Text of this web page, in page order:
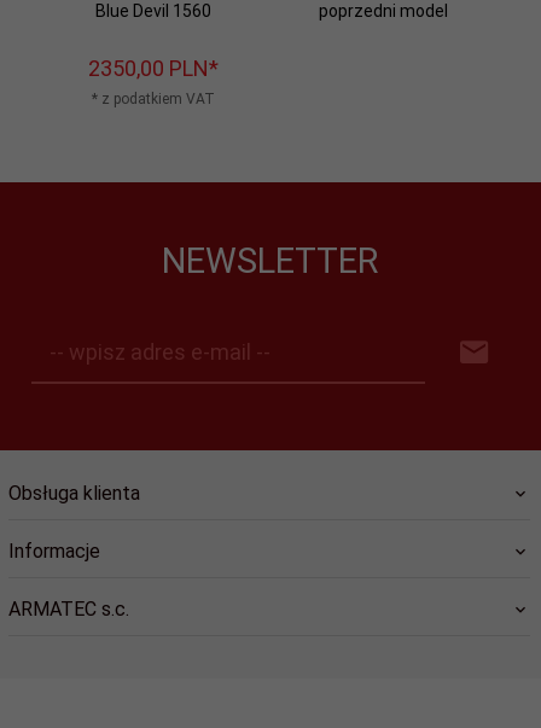
Blue Devil 1560
2350,00 PLN*
* z podatkiem VAT
poprzedni model
NEWSLETTER
-- wpisz adres e-mail --
Obsługa klienta
Informacje
ARMATEC s.c.